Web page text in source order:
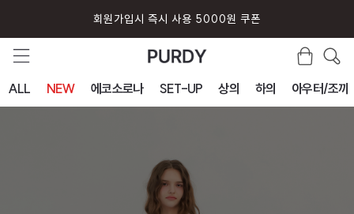
회원가입시 즉시 사용 5000원 쿠폰
ALL NEW 에코소로나 SET-UP 상의 하의 아우터/조끼